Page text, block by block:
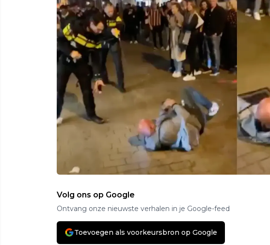
Volg ons op Google
Ontvang onze nieuwste verhalen in je Google-feed
Toevoegen als voorkeursbron op Google